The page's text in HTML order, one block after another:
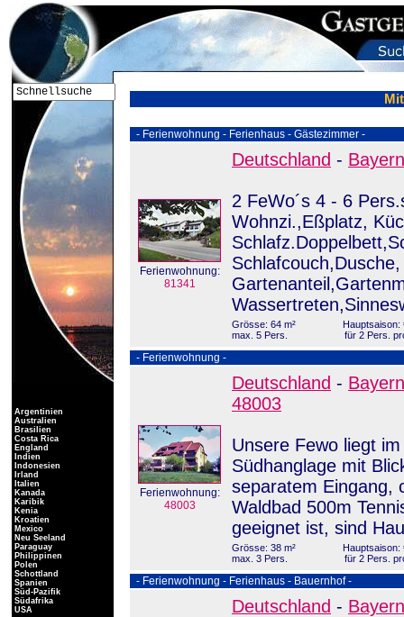
- Ferienwohnung - Ferienhaus - Gästezimmer -
Ferienwohnung:
81341
Deutschland - Bayern
2 FeWo´s 4 - 6
Wohnzi.,Eßplatz,
Grösse: 64 m²
max. 5 Pers.
Hauptsaison:
für 2 Pers.
- Ferienwohnung -
Ferienwohnung:
48003
Deutschland - Bayern
48003
Unsere Fewo liegt
Südhanglage mit
separatem Eingang,
Waldbad 500m
geeignet ist, sind
Grösse: 38 m²
max. 3 Pers.
Hauptsaison:
für 2 Pers.
- Ferienwohnung - Ferienhaus - Bauernhof -
Deutschland - Bayern
Argentinien
Australien
Brasilien
Costa Rica
England
Indien
Indonesien
Irland
Italien
Kanada
Karibik
Kenia
Kroatien
Mexico
Neu Seeland
Paraguay
Philippinen
Polen
Schottland
Spanien
Süd-Pazifik
Südafrika
USA